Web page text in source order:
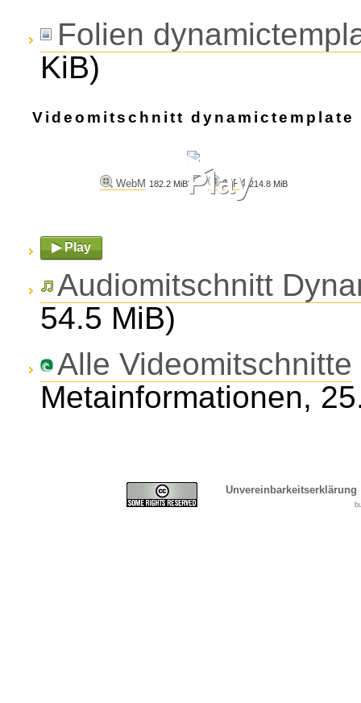
Folien
KiB)
Videomitschnitt dynamictemplate
▶
Play
WebM 182.2 MiB MP4 214.8 MiB
▶ Play
Audiomitschnitt
54.5 MiB)
Alle Videomitschnitte
Metainformationen,
Unvereinbarkeitserklärung